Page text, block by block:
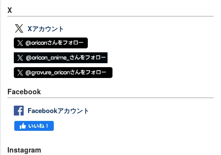
X
Xアカウント
Facebook
Facebookアカウント
Instagram